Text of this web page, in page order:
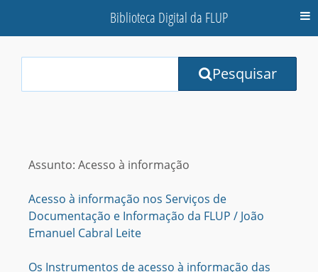
Biblioteca Digital da FLUP
Terms:
Pesquisar
Assunto: Acesso à informação
Acesso à informação nos Serviços de
Documentação e Informação da FLUP / João
Emanuel Cabral Leite
Os Instrumentos de acesso à informação das